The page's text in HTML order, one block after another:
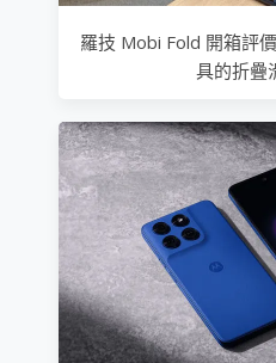
羅技 Mobi Fold 開箱評
具的折疊